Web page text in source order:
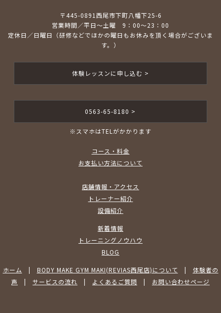
〒445-0891西尾市下町八幡下25-6
営業時間／平日～土曜 9：00～23：00
定休日／日曜日（研修などでほかの曜日もお休みを頂く場合がございま
す。）
体験レッスンに申し込む >
0563-65-8180 >
※スマホはTELがかかります
コース・料金
お支払い方法について
店舗情報・アクセス
トレーナー紹介
設備紹介
新着情報
トレーニングノウハウ
BLOG
ホーム | BODY MAKE GYM MAKI(REVIAS西尾店)について | 体験者の
声
| サービスの流れ | よくあるご質問 | お問い合わせページ